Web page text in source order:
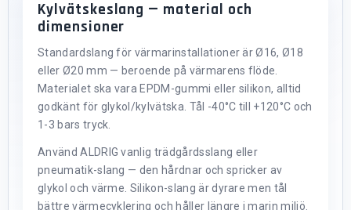
Kylvätskeslang — material och
dimensioner
Standardslang för värmarinstallationer är Ø16, Ø18
eller Ø20 mm — beroende på värmarens flöde.
Materialet ska vara EPDM-gummi eller silikon, alltid
godkänt för glykol/kylvätska. Tål -40°C till +120°C och
1-3 bars tryck.
Använd ALDRIG vanlig trädgårdsslang eller
pneumatik-slang — den hårdnar och spricker av
glykol och värme. Silikon-slang är dyrare men tål
bättre värmecyklering och håller längre i marin miljö.